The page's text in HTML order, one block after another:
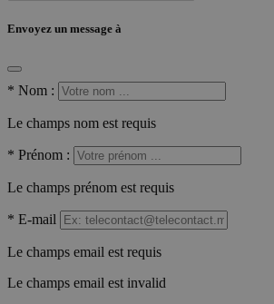
Envoyez un message à
* Nom :
Le champs nom est requis
* Prénom :
Le champs prénom est requis
* E-mail
Le champs email est requis
Le champs email est invalid